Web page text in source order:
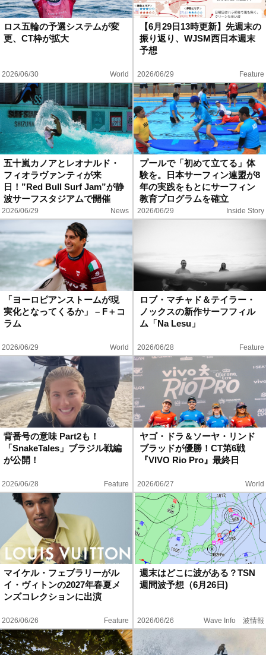
ロス五輪の予選システムが変
更、CT枠が拡大
2026/06/30 World
【6月29日13時更新】先週末の
振り返り、WJSM西日本週末
予想
2026/06/29 Feature
五十嵐カノアとレオナルド・
フィオラヴァンティが来
日！”Red Bull Surf Jam”が静
波サーフスタジアムで開催
（7/11）
2026/06/29 News
プールで「初めて立てる」体
験を。日本サーフィン連盟が8
年の実践をもとにサーフィン
教育プログラムを確立
2026/06/29 Inside Story
「ヨーロピアンストームが現
実化となってくるか」 – F＋コ
ラム
2026/06/29 World
ロブ・マチャド＆テイラー・
ノックスの新作サーフフィル
ム「Na Lesu」
2026/06/28 Feature
背番号の意味 Part2も！
「SnakeTales」ブラジル戦編
が公開！
2026/06/28 Feature
ヤゴ・ドラ＆ソーヤ・リンド
ブラッドが優勝！CT第6戦
『VIVO Rio Pro』最終日
2026/06/27 World
マイケル・フェブラリーがル
イ・ヴィトンの2027年春夏メ
ンズコレクションに出演
2026/06/26 Feature
週末はどこに波がある？TSN
週間波予想（6月26日)
2026/06/26 Wave Info 波情報